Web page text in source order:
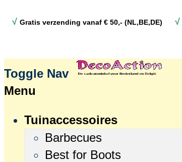
√ Gratis verzending vanaf € 50,- (NL,BE,DE) √
Toggle Nav
Menu
Tuinaccessoires
Barbecues
Best for Boots